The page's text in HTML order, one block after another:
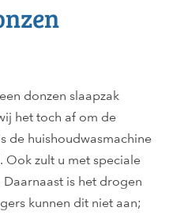
donzen slaapzak
het toch af om de
de huishoudwasmachine
zult u met speciale
is het drogen
kunnen dit niet aan;